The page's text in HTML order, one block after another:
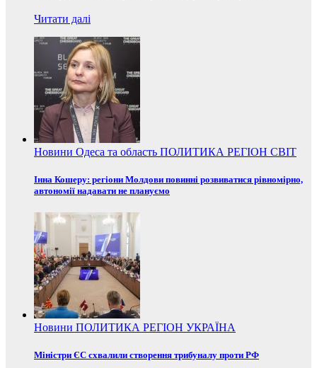
Читати далі
Новини Одеса та область ПОЛИТИКА РЕГІОН СВІТ
Інна Кошеру: регіони Молдови повинні розвиватися рівномірно,
автономії надавати не плануємо
Новини ПОЛИТИКА РЕГІОН УКРАЇНА
Міністри ЄС схвалили створення трибуналу проти РФ